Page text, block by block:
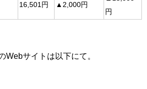
16,501円 ▲2,000円
円
Webサイトは以下にて。